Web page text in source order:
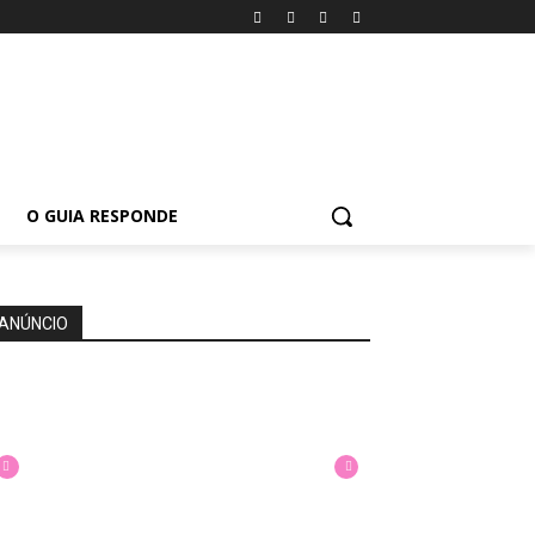
O GUIA RESPONDE